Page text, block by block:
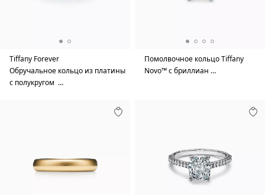
Tiffany Forever
Обручальное кольцо из платины
с полукругом …
Помолвочное кольцо Tiffany
Novo™ с бриллиан …